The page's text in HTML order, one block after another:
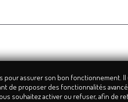
pour assurer son bon fonctionnement.
de proposer des fonctionnalités
souhaitez activer ou refuser, afin de